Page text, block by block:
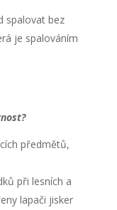
spalovat bez
je spalováním
předmětů,
při lesních a
lapači jisker